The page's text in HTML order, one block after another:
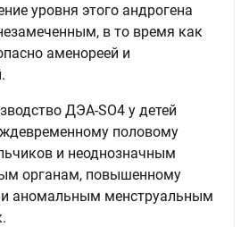
уровня этого андрогена
в то время как
аменореей и
ДЭА-SO4 у детей
половому
и неоднозначным
органам, повышенному
и аномальным менструальным